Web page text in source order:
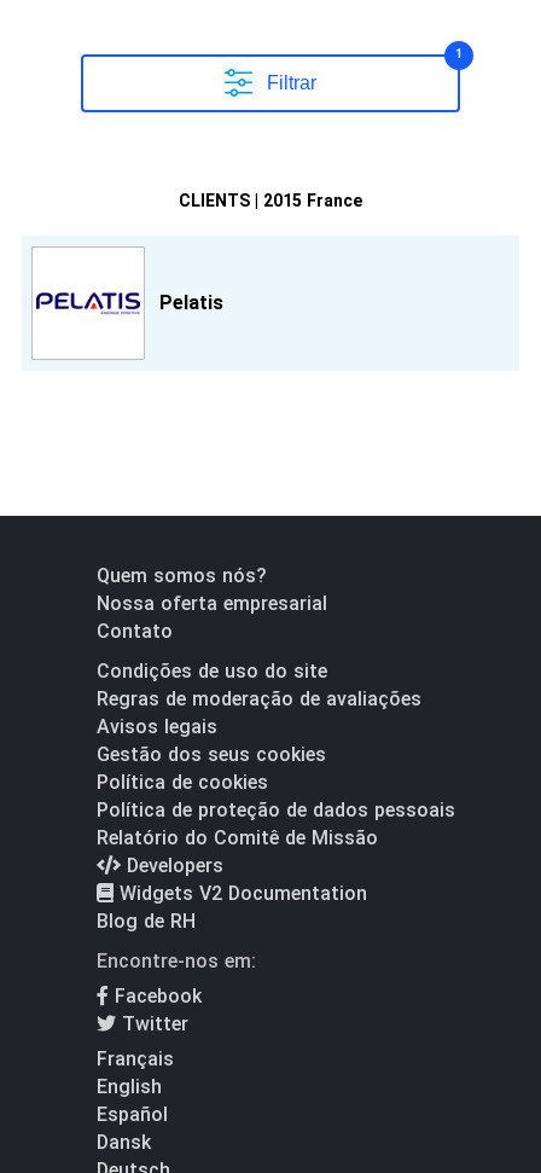
Filtrar
1
CLIENTS | 2015 France
Pelatis
Quem somos nós?
Nossa oferta empresarial
Contato
Condições de uso do site
Regras de moderação de avaliações
Avisos legais
Gestão dos seus cookies
Política de cookies
Política de proteção de dados pessoais
Relatório do Comitê de Missão
Developers
Widgets V2 Documentation
Blog de RH
Encontre-nos em:
Facebook
Twitter
Français
English
Español
Dansk